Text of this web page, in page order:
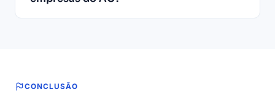
CONCLUSÃO